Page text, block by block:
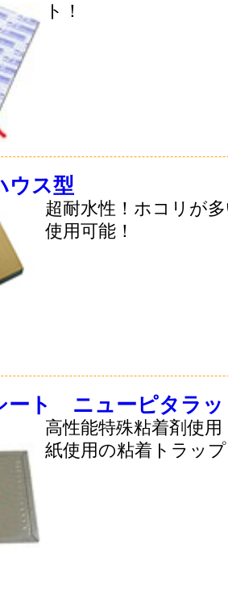
ト！
ウス型
超耐水性！ホコリが
使用可能！
ート ニューピタラッ
高性能特殊粘着剤使
紙使用の粘着トラッ